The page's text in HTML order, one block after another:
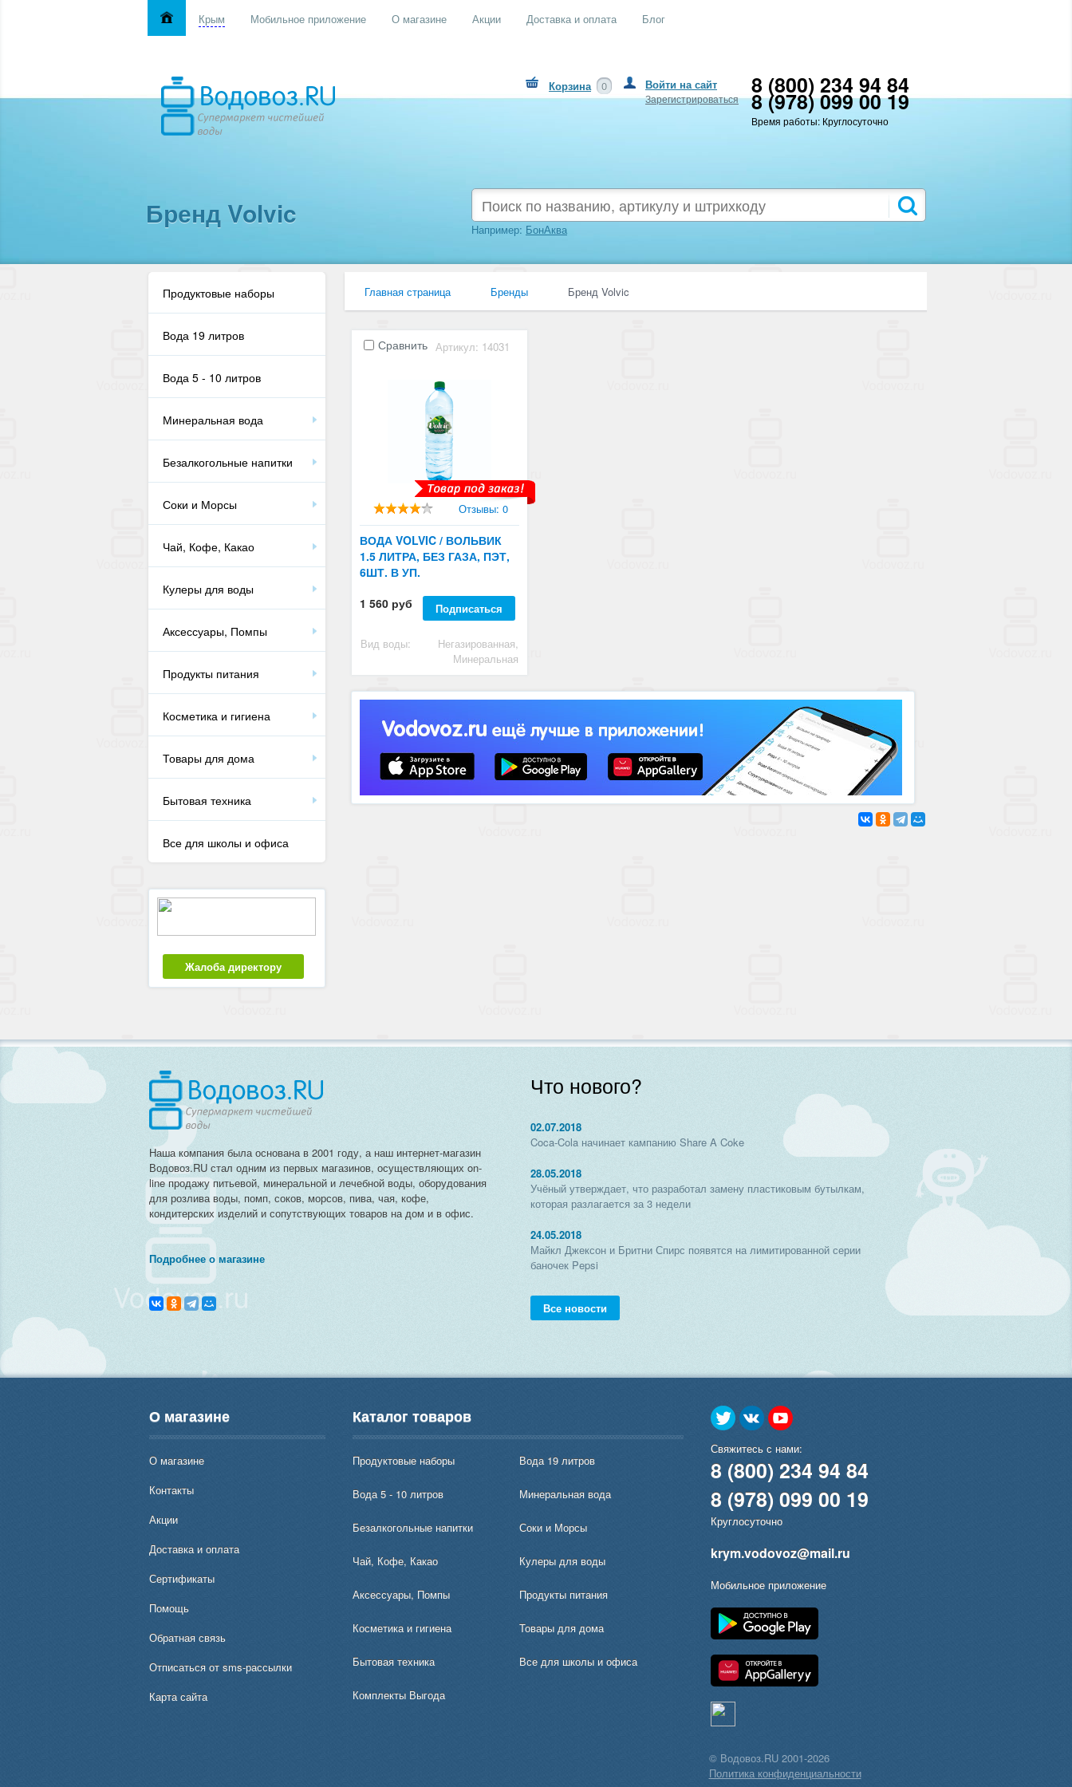
Крым Мобильное приложение О магазине Акции Доставка и оплата Блог
8 (800) 234 94 84
8 (978) 099 00 19
Время работы: Круглосуточно
Войти на сайт
Зарегистрироваться
Корзина 0
Бренд Volvic Например: БонАква
Продуктовые наборы
Вода 19 литров
Вода 5 - 10 литров
Минеральная вода
Безалкогольные напитки
Соки и Морсы
Чай, Кофе, Какао
Кулеры для воды
Аксессуары, Помпы
Продукты питания
Косметика и гигиена
Товары для дома
Бытовая техника
Все для школы и офиса
Жалоба директору
Главная страница Бренды Бренд Volvic
Сравнить Артикул: 14031
Отзывы: 0
ВОДА VOLVIC / ВОЛЬВИК
1.5 ЛИТРА, БЕЗ ГАЗА, ПЭТ,
6ШТ. В УП.
1 560 руб
Подписаться
Вид воды:
Негазированная,
Минеральная
Наша компания была основана в 2001 году, а наш интернет-магазин
Водовоз.RU стал одним из первых магазинов, осуществляющих on-
line продажу питьевой, минеральной и лечебной воды, оборудования
для розлива воды, помп, соков, морсов, пива, чая, кофе,
кондитерских изделий и сопутствующих товаров на дом и в офис.
Подробнее о магазине
Что нового?
02.07.2018
Coca-Cola начинает кампанию Share A Coke
28.05.2018
Учёный утверждает, что разработал замену пластиковым бутылкам,
которая разлагается за 3 недели
24.05.2018
Майкл Джексон и Бритни Спирс появятся на лимитированной серии
баночек Pepsi
Все новости
О магазине
О магазине
Контакты
Акции
Доставка и оплата
Сертификаты
Помощь
Обратная связь
Отписаться от sms-рассылки
Карта сайта
Каталог товаров
Продуктовые наборы Вода 19 литров
Вода 5 - 10 литров Минеральная вода
Безалкогольные напитки Соки и Морсы
Чай, Кофе, Какао Кулеры для воды
Аксессуары, Помпы Продукты питания
Косметика и гигиена Товары для дома
Бытовая техника Все для школы и офиса
Комплекты Выгода
Свяжитесь с нами:
8 (800) 234 94 84
8 (978) 099 00 19
Круглосуточно
krym.vodovoz@mail.ru
Мобильное приложение
© Водовоз.RU 2001-2026
Политика конфиденциальности